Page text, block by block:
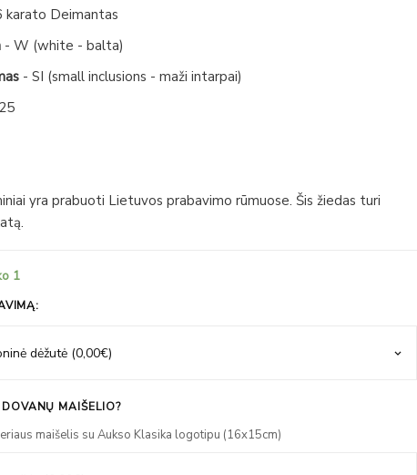
karato Deimantas
- W (white - balta)
- SI (small inclusions - maži intarpai)
yra prabuoti Lietuvos prabavimo rūmuose. Šis žiedas turi
1
MAIŠELIO?
maišelis su Aukso Klasika logotipu (16x15cm)